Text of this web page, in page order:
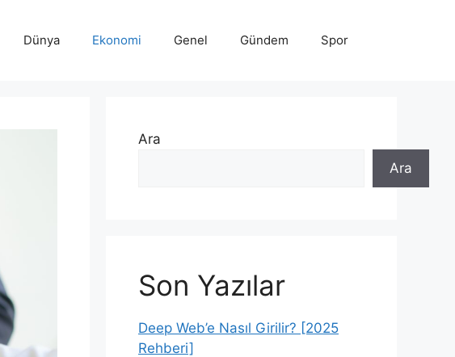
Dünya Ekonomi Genel Gündem Spor
Ara
Ara
Son Yazılar
Deep Web’e Nasıl Girilir? [2025
Rehberi]